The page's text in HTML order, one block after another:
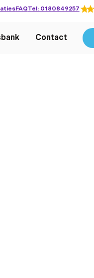
FAQTel: 0180849257
Contact